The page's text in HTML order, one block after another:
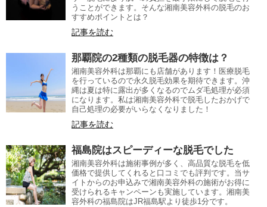
うことができます。そんな湘南美容外科の脱毛のお
すすめポイントとは？
記事を読む
那覇院の2種類の脱毛器の特徴は？
湘南美容外科は那覇にも店舗があります！医療脱毛
を行っているので永久脱毛効果を期待できます。沖
縄は夏は特に露出が多くなるのでムダ毛処理が必須
になります。私は湘南美容外科で脱毛したおかげで
自己処理の必要がいらなくなりました！
記事を読む
福島院はスピーディーな脱毛でした
湘南美容外科は施術事例が多く、高品質な脱毛を低
価格で提供してくれると口コミでも評判です。当サ
イトからのお申込みで湘南美容外科の施術がお得に
受けられるキャンペーンも実施しています。湘南美
容外科の福島院はJR福島駅より徒歩1分です。